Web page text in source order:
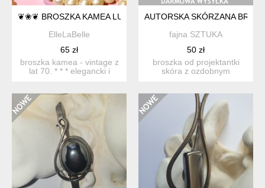
❦❀❦ BROSZKA KAMEA LUCITE ❦❀❦
ElleLaBelle
65 zł
broszka kamea - vintage z
lat 70. * * * elegancki i
AUTORSKA SKÓRZANA
fajna SZTUKA
50 zł
broszka od projektantki
skóra z ozdobnym